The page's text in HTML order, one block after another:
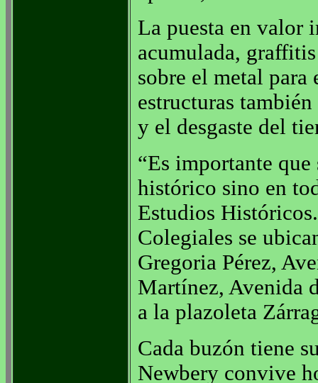
La puesta en valor
acumulada,
sobre el metal para
estructuras
y el desgaste del
“Es importante que
histórico sino en
Estudios
Colegiales se
Gregoria Pérez,
Martínez, Avenida
a la plazoleta
Cada buzón tiene
Newbery convive